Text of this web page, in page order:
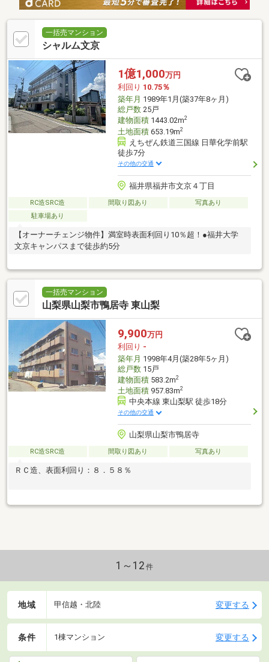
一括売マンション
シャルム文京
1億1,000万円
利回り 10.75％
築年月 1989年1月(築37年8ヶ月)
総戸数25戸
建物面積1443.02m2
土地面積653.19m2
えちぜん鉄道三国線 日華化学前駅
徒歩7分
その他の交通
福井県福井市文京４丁目
RC造SRC造 間取り図あり
写真あり
駐車場あり
【オーナーチェンジ物件】満室時表面利回り10％超！●福井大学
文京キャンパスまで徒歩約5分
一括売マンション
山梨県山梨市鴨居寺 東山梨
9,900万円
利回り -
築年月 1998年4月(築28年5ヶ月)
総戸数15戸
建物面積583.2m2
土地面積957.83m2
中央本線 東山梨駅 徒歩18分
その他の交通
山梨県山梨市鴨居寺
RC造SRC造 間取り図あり 写真あり
ＲＣ造、表面利回り：８．５８％
1～12 件
地域 甲信越・北陸 変更する
条件 1棟マンション 変更する